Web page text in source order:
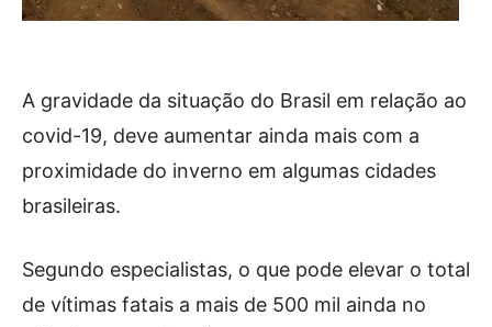
A gravidade da situação do Brasil em relação ao
covid-19, deve aumentar ainda mais com a
proximidade do inverno em algumas cidades
brasileiras.
Segundo especialistas, o que pode elevar o total
de vítimas fatais a mais de 500 mil ainda no